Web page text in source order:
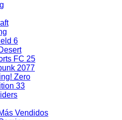
6
FC 25
2077
Zero
33
Vendidos